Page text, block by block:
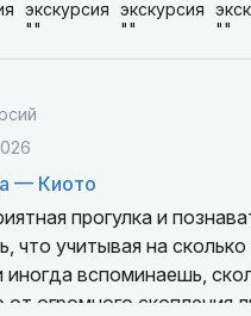
— Киото
прогулка и
что учитывая на
иногда вспоминаешь,
от огромного